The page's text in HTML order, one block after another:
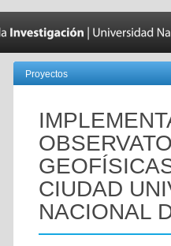
Proyectos
CIUDAD
NACIONAL